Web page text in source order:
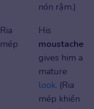
nón rậm.)
Ria
mép
His
moustache
gives him a
mature
look. (Ria
mép khiến